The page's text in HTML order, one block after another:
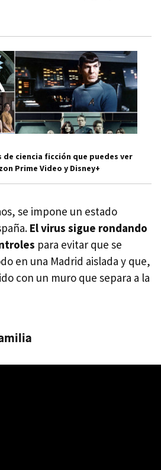
de ciencia ficción que puedes ver
Prime Video y Disney+
se impone un estado
El virus sigue rondando
para evitar que se
en una Madrid aislada y que,
con un muro que separa a la